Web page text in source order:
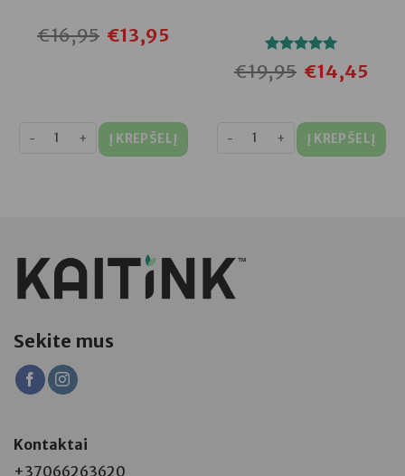
€16,95 Original
price
€13,95
Į KREPŠELĮ
Įvertinimas:
5.00iš 5
€19,95 Original
price
€14,45
Į KREPŠELĮ
Sekite mus
Kontaktai
+37066263620